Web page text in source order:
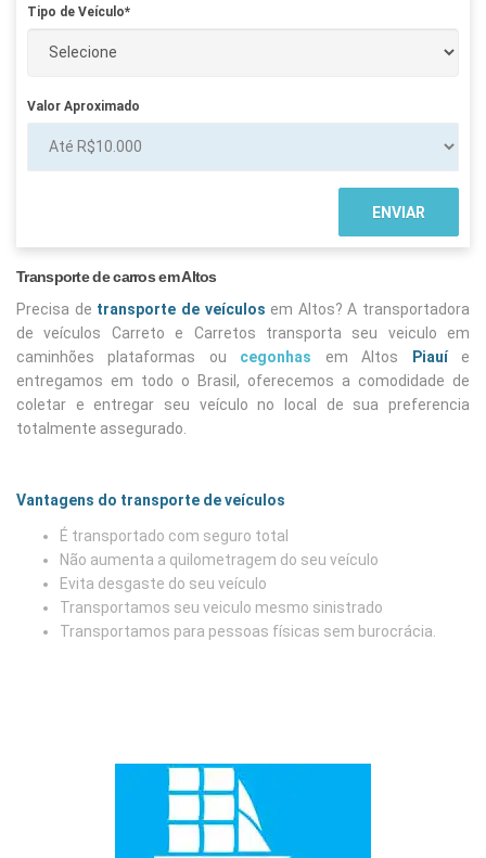
Tipo de Veículo*
Valor Aproximado
Transporte de carros em Altos
Precisa de transporte de veículos em Altos? A transportadora
de veículos Carreto e Carretos transporta seu veiculo em
caminhões plataformas ou cegonhas em Altos Piauíe
entregamos em todo o Brasil, oferecemos a comodidade de
coletar e entregar seu veículo no local de sua preferencia
totalmente assegurado.
Vantagens do transporte de veículos
É transportado com seguro total
Não aumenta a quilometragem do seu veículo
Evita desgaste do seu veículo
Transportamos seu veiculo mesmo sinistrado
Transportamos para pessoas físicas sem burocrácia.